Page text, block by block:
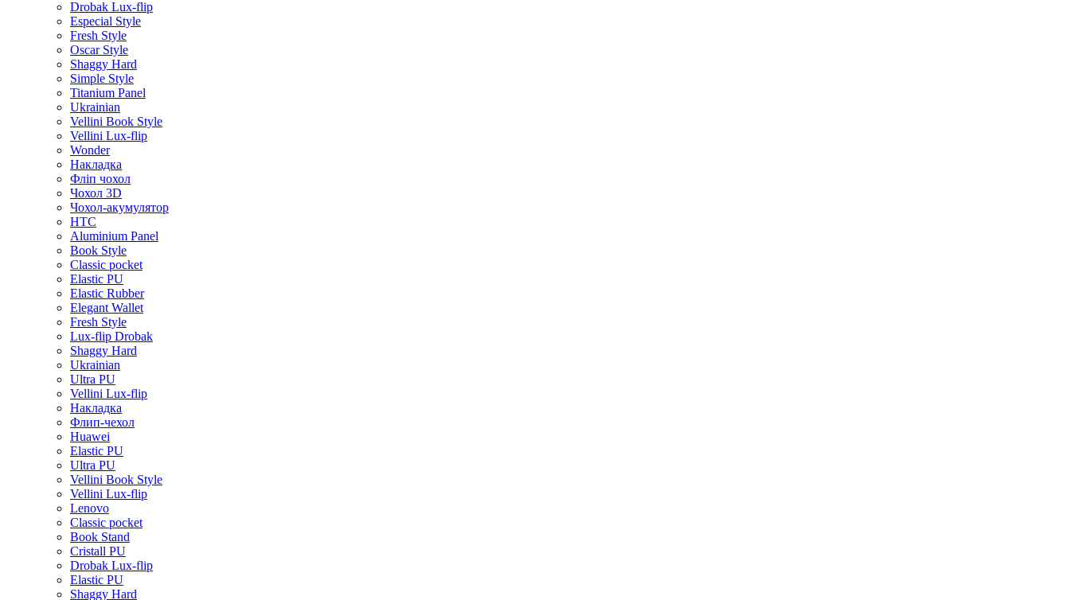
Drobak Lux-flip
Especial Style
Fresh Style
Oscar Style
Shaggy Hard
Simple Style
Titanium Panel
Ukrainian
Vellini Book Style
Vellini Lux-flip
Wonder
Накладка
Фліп чохол
Чохол 3D
Чохол-акумулятор
HTC
Aluminium Panel
Book Style
Classic pocket
Elastic PU
Elastic Rubber
Elegant Wallet
Fresh Style
Lux-flip Drobak
Shaggy Hard
Ukrainian
Ultra PU
Vellini Lux-flip
Накладка
Флип-чехол
Huawei
Elastic PU
Ultra PU
Vellini Book Style
Vellini Lux-flip
Lenovo
Classic pocket
Book Stand
Cristall PU
Drobak Lux-flip
Elastic PU
Shaggy Hard